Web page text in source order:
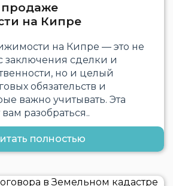
на Кипре
на Кипре — это не
заключения сделки и
но и целый
обязательств и
важно учитывать. Эта
разобраться..
полностью